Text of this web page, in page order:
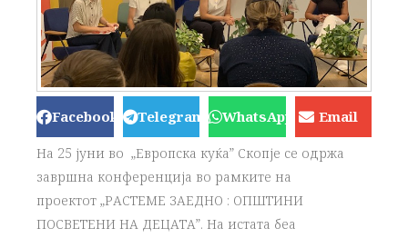
Facebook Telegram WhatsApp Email
На 25 јуни во „Европска куќа” Скопје се одржа
завршна конференција во рамките на
проектот „РАСТЕМЕ ЗАЕДНО : ОПШТИНИ
ПОСВЕТЕНИ НА ДЕЦАТА”. На истата беа